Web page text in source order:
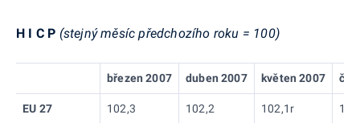
H I C P (stejný měsíc předchozího roku = 100)
březen 2007 duben 2007 květen 2007
EU 27 102,3 102,2 102,1r